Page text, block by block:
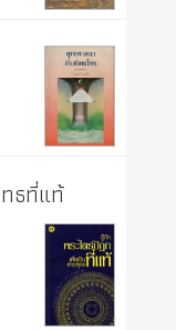
ธที่แท้